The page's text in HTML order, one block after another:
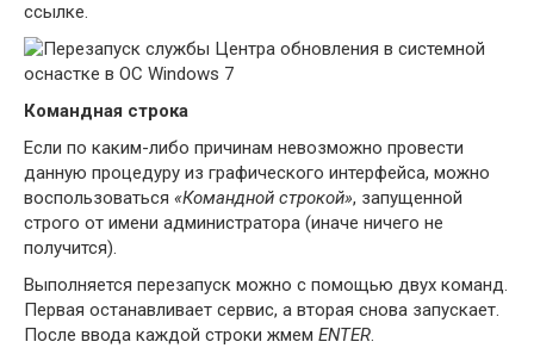
ссылке.
Командная строка
Если по каким-либо причинам невозможно провести
данную процедуру из графического интерфейса, можно
воспользоваться «Командной строкой», запущенной
строго от имени администратора (иначе ничего не
получится).
Выполняется перезапуск можно с помощью двух команд.
Первая останавливает сервис, а вторая снова запускает.
После ввода каждой строки жмем ENTER.